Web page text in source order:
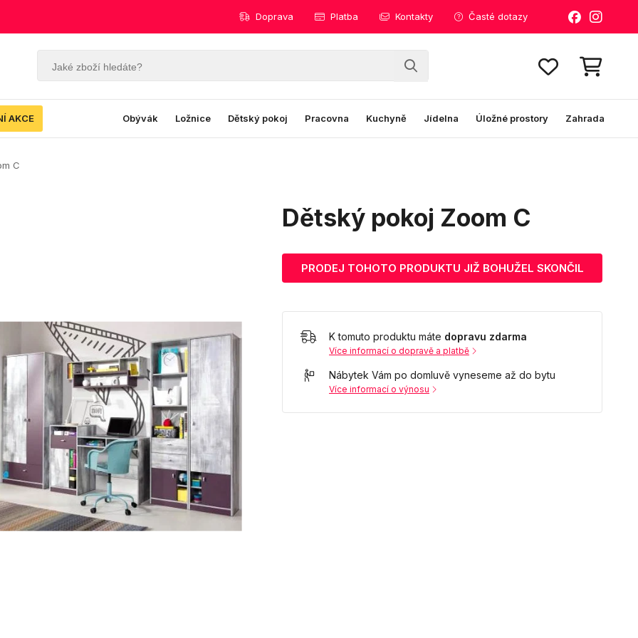
Doprava Platba Kontakty Časté dotazy
AKCE Obývák Ložnice Dětský pokoj Pracovna Kuchyně Jídelna Úložné prostory Zahrada
C
Dětský pokoj Zoom C
PRODEJ TOHOTO PRODUKTU JIŽ BOHUŽEL SKONČIL
K tomuto produktu máte dopravu zdarma
Více informací o dopravě a platbě
Nábytek Vám po domluvě vyneseme až do bytu
Více informací o výnosu